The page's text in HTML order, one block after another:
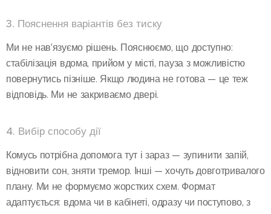
3. Пояснення варіантів без тиску
Ми не нав'язуємо рішень. Пояснюємо, що доступно:
стабілізація вдома, прийом у місті, пауза з можливістю
повернутись пізніше. Якщо людина не готова — це теж
відповідь. Ми не закриваємо двері.
4. Вибір способу дії
Комусь потрібна допомога тут і зараз — зупинити запій,
відновити сон, зняти тремор. Інші — хочуть довготривалого
плану. Ми не формуємо жорстких схем. Формат
адаптується: вдома чи в кабінеті, одразу чи поступово, з